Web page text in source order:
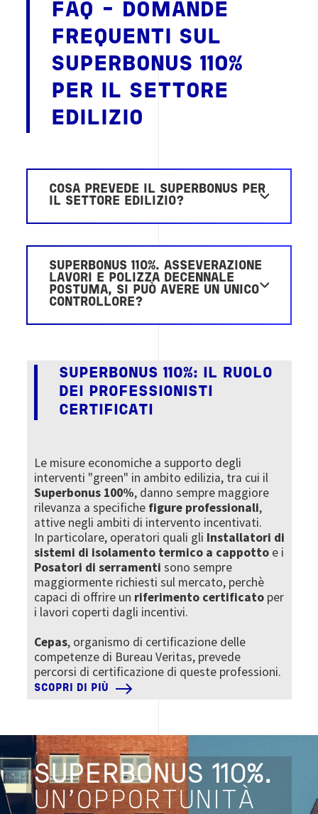
FAQ - DOMANDE
FREQUENTI SUL
SUPERBONUS 110%
PER IL SETTORE
EDILIZIO
COSA PREVEDE IL SUPERBONUS PER
IL SETTORE EDILIZIO?
SUPERBONUS 110%. ASSEVERAZIONE
LAVORI E POLIZZA DECENNALE
POSTUMA, SI PUÒ AVERE UN UNICO
CONTROLLORE?
SUPERBONUS 110%: IL RUOLO
DEI PROFESSIONISTI
CERTIFICATI
Le misure economiche a supporto degli
interventi "green" in ambito edilizia, tra cui il
Superbonus 100%, danno sempre maggiore
rilevanza a specifiche figure professionali,
attive negli ambiti di intervento incentivati.
In particolare, operatori quali gli Installatori di
sistemi di isolamento termico a cappottoe i
Posatori di serramenti sono sempre
maggiormente richiesti sul mercato, perchè
capaci di offrire un riferimento certificatoper
i lavori coperti dagli incentivi.
Cepas, organismo di certificazione delle
competenze di Bureau Veritas, prevede
percorsi di certificazione di queste professioni.
SCOPRI DI PIÙ
SUPERBONUS 110%.
UN'OPPORTUNITÀ